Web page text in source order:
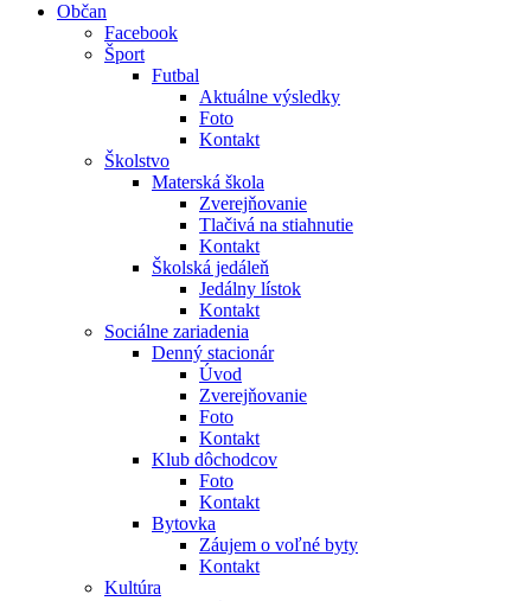
Občan
Facebook
Šport
Futbal
Aktuálne výsledky
Foto
Kontakt
Školstvo
Materská škola
Zverejňovanie
Tlačivá na stiahnutie
Kontakt
Školská jedáleň
Jedálny lístok
Kontakt
Sociálne zariadenia
Denný stacionár
Úvod
Zverejňovanie
Foto
Kontakt
Klub dôchodcov
Foto
Kontakt
Bytovka
Záujem o voľné byty
Kontakt
Kultúra